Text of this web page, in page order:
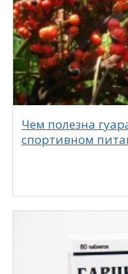
Чем полезна
спортивном